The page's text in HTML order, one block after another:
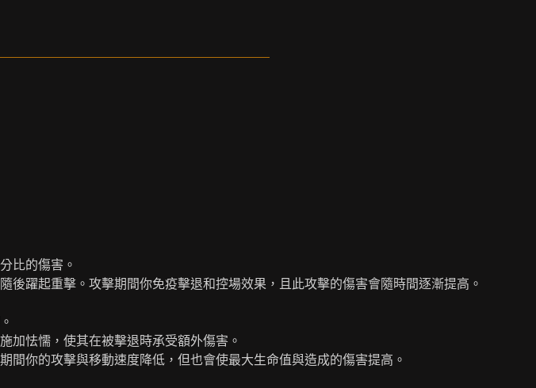
比的傷害。
躍起重擊。攻擊期間你免疫擊退和控場效果，且此攻擊的傷害會隨時間逐漸提高。
加怯懦，使其在被擊退時承受額外傷害。
你的攻擊與移動速度降低，但也會使最大生命值與造成的傷害提高。